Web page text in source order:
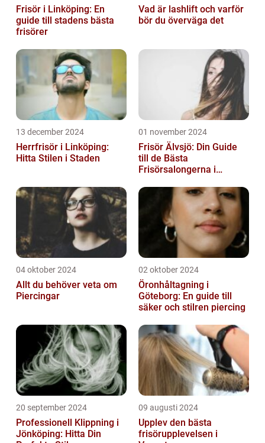
Frisör i Linköping: En
guide till stadens bästa
frisörer
Vad är lashlift och varför
bör du överväga det
13 december 2024
Herrfrisör i Linköping:
Hitta Stilen i Staden
01 november 2024
Frisör Älvsjö: Din Guide
till de Bästa
Frisörsalongerna i
04 oktober 2024
Allt du behöver veta om
Piercingar
02 oktober 2024
Öronhåltagning i
Göteborg: En guide till
säker och stilren piercing
20 september 2024
Professionell Klippning i
Jönköping: Hitta Din
09 augusti 2024
Upplev den bästa
frisörupplevelsen i